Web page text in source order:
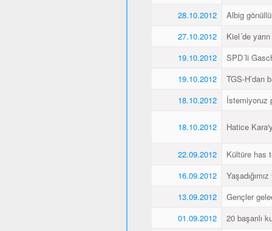
28.10.2012
Albig
27.10.2012
Kiel´de
19.10.2012
SPD´li
19.10.2012
TGS-H’dan
18.10.2012
İstemiyoruz
18.10.2012 Hatice
22.09.2012
Kültüre has
16.09.2012
13.09.2012
Gençler
01.09.2012
20 başarılı